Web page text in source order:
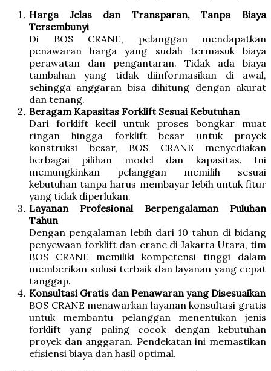
Harga Jelas dan Transparan, Tanpa Biaya
Tersembunyi
Di BOS CRANE, pelanggan mendapatkan
penawaran harga yang sudah termasuk biaya
perawatan dan pengantaran. Tidak ada biaya
tambahan yang tidak diinformasikan di awal,
sehingga anggaran bisa dihitung dengan akurat
dan tenang.
Beragam Kapasitas Forklift Sesuai Kebutuhan
Dari forklift kecil untuk proses bongkar muat
ringan hingga forklift besar untuk proyek
konstruksi besar, BOS CRANE menyediakan
berbagai pilihan model dan kapasitas. Ini
memungkinkan pelanggan memilih sesuai
kebutuhan tanpa harus membayar lebih untuk fitur
yang tidak diperlukan.
Layanan Profesional Berpengalaman Puluhan
Tahun
Dengan pengalaman lebih dari 10 tahun di bidang
penyewaan forklift dan crane di Jakarta Utara, tim
BOS CRANE memiliki kompetensi tinggi dalam
memberikan solusi terbaik dan layanan yang cepat
tanggap.
Konsultasi Gratis dan Penawaran yang Disesuaikan
BOS CRANE menawarkan layanan konsultasi gratis
untuk membantu pelanggan menentukan jenis
forklift yang paling cocok dengan kebutuhan
proyek dan anggaran. Pendekatan ini memastikan
efisiensi biaya dan hasil optimal.